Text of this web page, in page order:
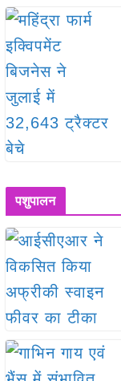
पशुपालन